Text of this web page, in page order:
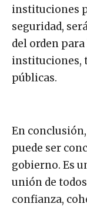
instituciones
seguridad,
del orden
instituciones,
públicas.
En
puede ser
gobierno. Es
unión de
confianza,